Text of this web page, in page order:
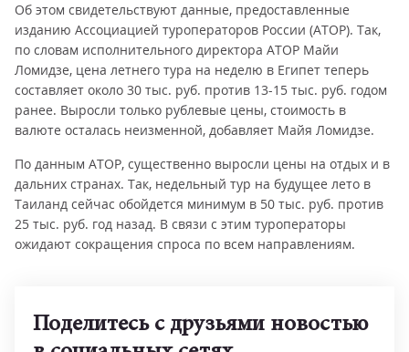
Об этом свидетельствуют данные, предоставленные
изданию Ассоциацией туроператоров России (АТОР). Так,
по словам исполнительного директора АТОР Майи
Ломидзе, цена летнего тура на неделю в Египет теперь
составляет около 30 тыс. руб. против 13-15 тыс. руб. годом
ранее. Выросли только рублевые цены, стоимость в
валюте осталась неизменной, добавляет Майя Ломидзе.
По данным АТОР, существенно выросли цены на отдых и в
дальних странах. Так, недельный тур на будущее лето в
Таиланд сейчас обойдется минимум в 50 тыс. руб. против
25 тыс. руб. год назад. В связи с этим туроператоры
ожидают сокращения спроса по всем направлениям.
Поделитесь с друзьями новостью